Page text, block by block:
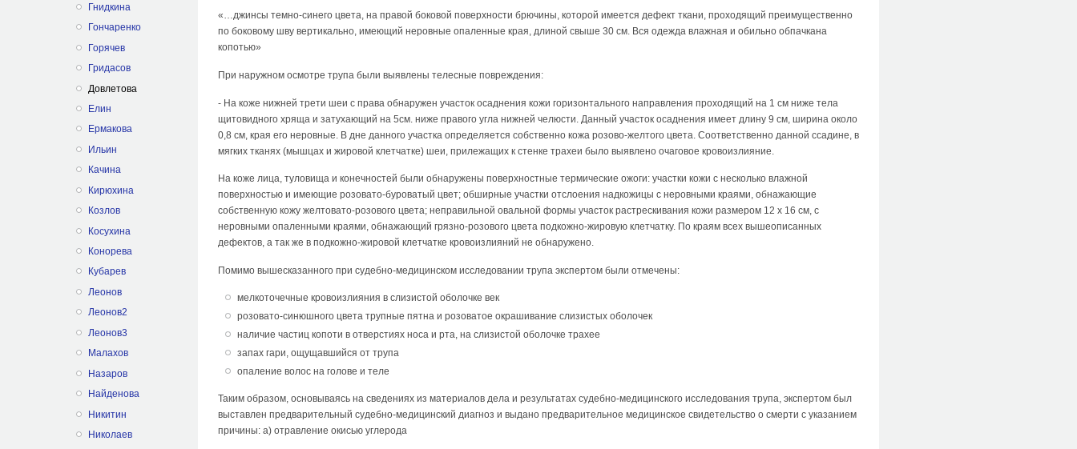
Гнидкина
Гончаренко
Горячев
Гридасов
Довлетова
Елин
Ермакова
Ильин
Качина
Кирюхина
Козлов
Косухина
Конорева
Кубарев
Леонов
Леонов2
Леонов3
Малахов
Назаров
Найденова
Никитин
Николаев
«…джинсы темно-синего цвета, на правой боковой поверхности брючины, которой имеется дефект ткани, проходящий преимущественно
по боковому шву вертикально, имеющий неровные опаленные края, длиной свыше 30 см. Вся одежда влажная и обильно обпачкана
копотью»
При наружном осмотре трупа были выявлены телесные повреждения:
- На коже нижней трети шеи с права обнаружен участок осаднения кожи горизонтального направления проходящий на 1 см ниже тела
щитовидного хряща и затухающий на 5см. ниже правого угла нижней челюсти. Данный участок осаднения имеет длину 9 см, ширина около
0,8 см, края его неровные. В дне данного участка определяется собственно кожа розово-желтого цвета. Соответственно данной ссадине, в
мягких тканях (мышцах и жировой клетчатке) шеи, прилежащих к стенке трахеи было выявлено очаговое кровоизлияние.
На коже лица, туловища и конечностей были обнаружены поверхностные термические ожоги: участки кожи с несколько влажной
поверхностью и имеющие розовато-буроватый цвет; обширные участки отслоения надкожицы с неровными краями, обнажающие
собственную кожу желтовато-розового цвета; неправильной овальной формы участок растрескивания кожи размером 12 х 16 см, с
неровными опаленными краями, обнажающий грязно-розового цвета подкожно-жировую клетчатку. По краям всех вышеописанных
дефектов, а так же в подкожно-жировой клетчатке кровоизлияний не обнаружено.
Помимо вышесказанного при судебно-медицинском исследовании трупа экспертом были отмечены:
мелкоточечные кровоизлияния в слизистой оболочке век
розовато-синюшного цвета трупные пятна и розоватое окрашивание слизистых оболочек
наличие частиц копоти в отверстиях носа и рта, на слизистой оболочке трахее
запах гари, ощущавшийся от трупа
опаление волос на голове и теле
Таким образом, основываясь на сведениях из материалов дела и результатах судебно-медицинского исследования трупа, экспертом был
выставлен предварительный судебно-медицинский диагноз и выдано предварительное медицинское свидетельство о смерти с указанием
причины: а) отравление окисью углерода